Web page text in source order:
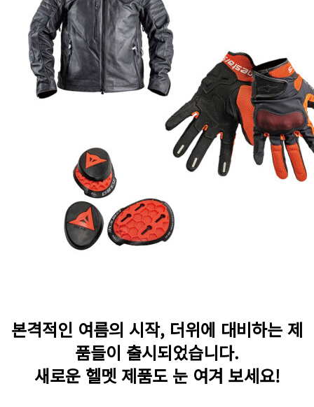
본격적인 여름의 시작, 더위에 대비하는 제
품들이 출시되었습니다.
새로운 헬멧 제품도 눈 여겨 보세요!